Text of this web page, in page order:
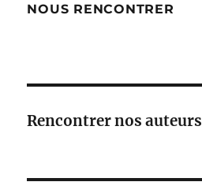
NOUS RENCONTRER
Rencontrer nos auteurs